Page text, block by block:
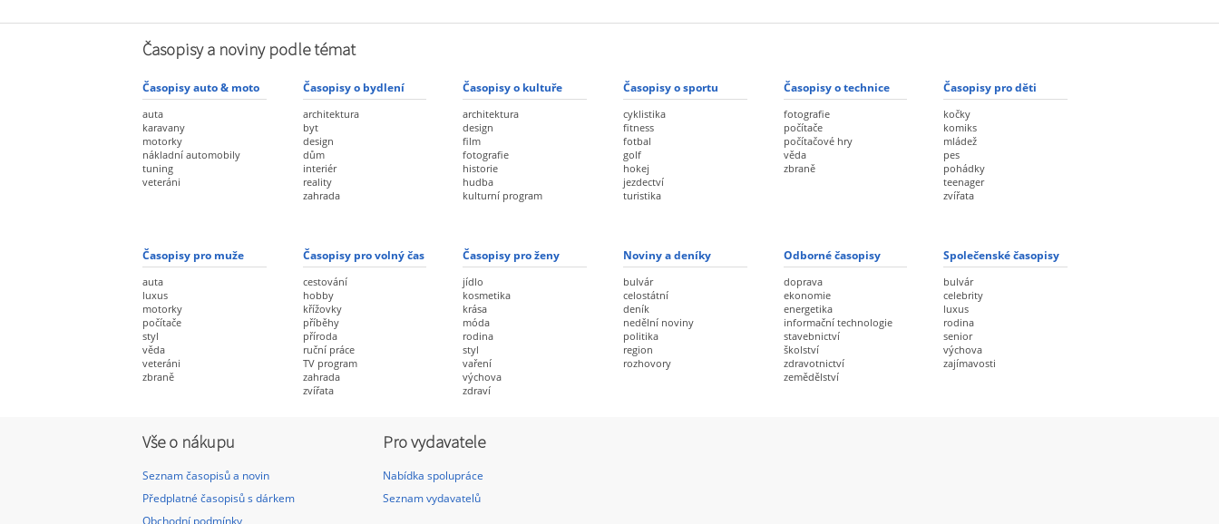
Časopisy a noviny podle témat
Časopisy auto & moto
auta
karavany
motorky
nákladní automobily
tuning
veteráni
Časopisy o bydlení
architektura
byt
design
dům
interiér
reality
zahrada
Časopisy o kultuře
architektura
design
film
fotografie
historie
hudba
kulturní program
Časopisy o sportu
cyklistika
fitness
fotbal
golf
hokej
jezdectví
turistika
Časopisy o technice
fotografie
počítače
počítačové hry
věda
zbraně
Časopisy pro děti
kočky
komiks
mládež
pes
pohádky
teenager
zvířata
Časopisy pro muže
auta
luxus
motorky
počítače
styl
věda
veteráni
zbraně
Časopisy pro volný čas
cestování
hobby
křížovky
příběhy
příroda
ruční práce
TV program
zahrada
zvířata
Časopisy pro ženy
jídlo
kosmetika
krása
móda
rodina
styl
vaření
výchova
zdraví
Noviny a deníky
bulvár
celostátní
deník
nedělní noviny
politika
region
rozhovory
Odborné časopisy
doprava
ekonomie
energetika
informační technologie
stavebnictví
školství
zdravotnictví
zemědělství
Společenské časopisy
bulvár
celebrity
luxus
rodina
senior
výchova
zajímavosti
Vše o nákupu
Seznam časopisů a novin
Předplatné časopisů s dárkem
Obchodní podmínky
Pro vydavatele
Nabídka spolupráce
Seznam vydavatelů